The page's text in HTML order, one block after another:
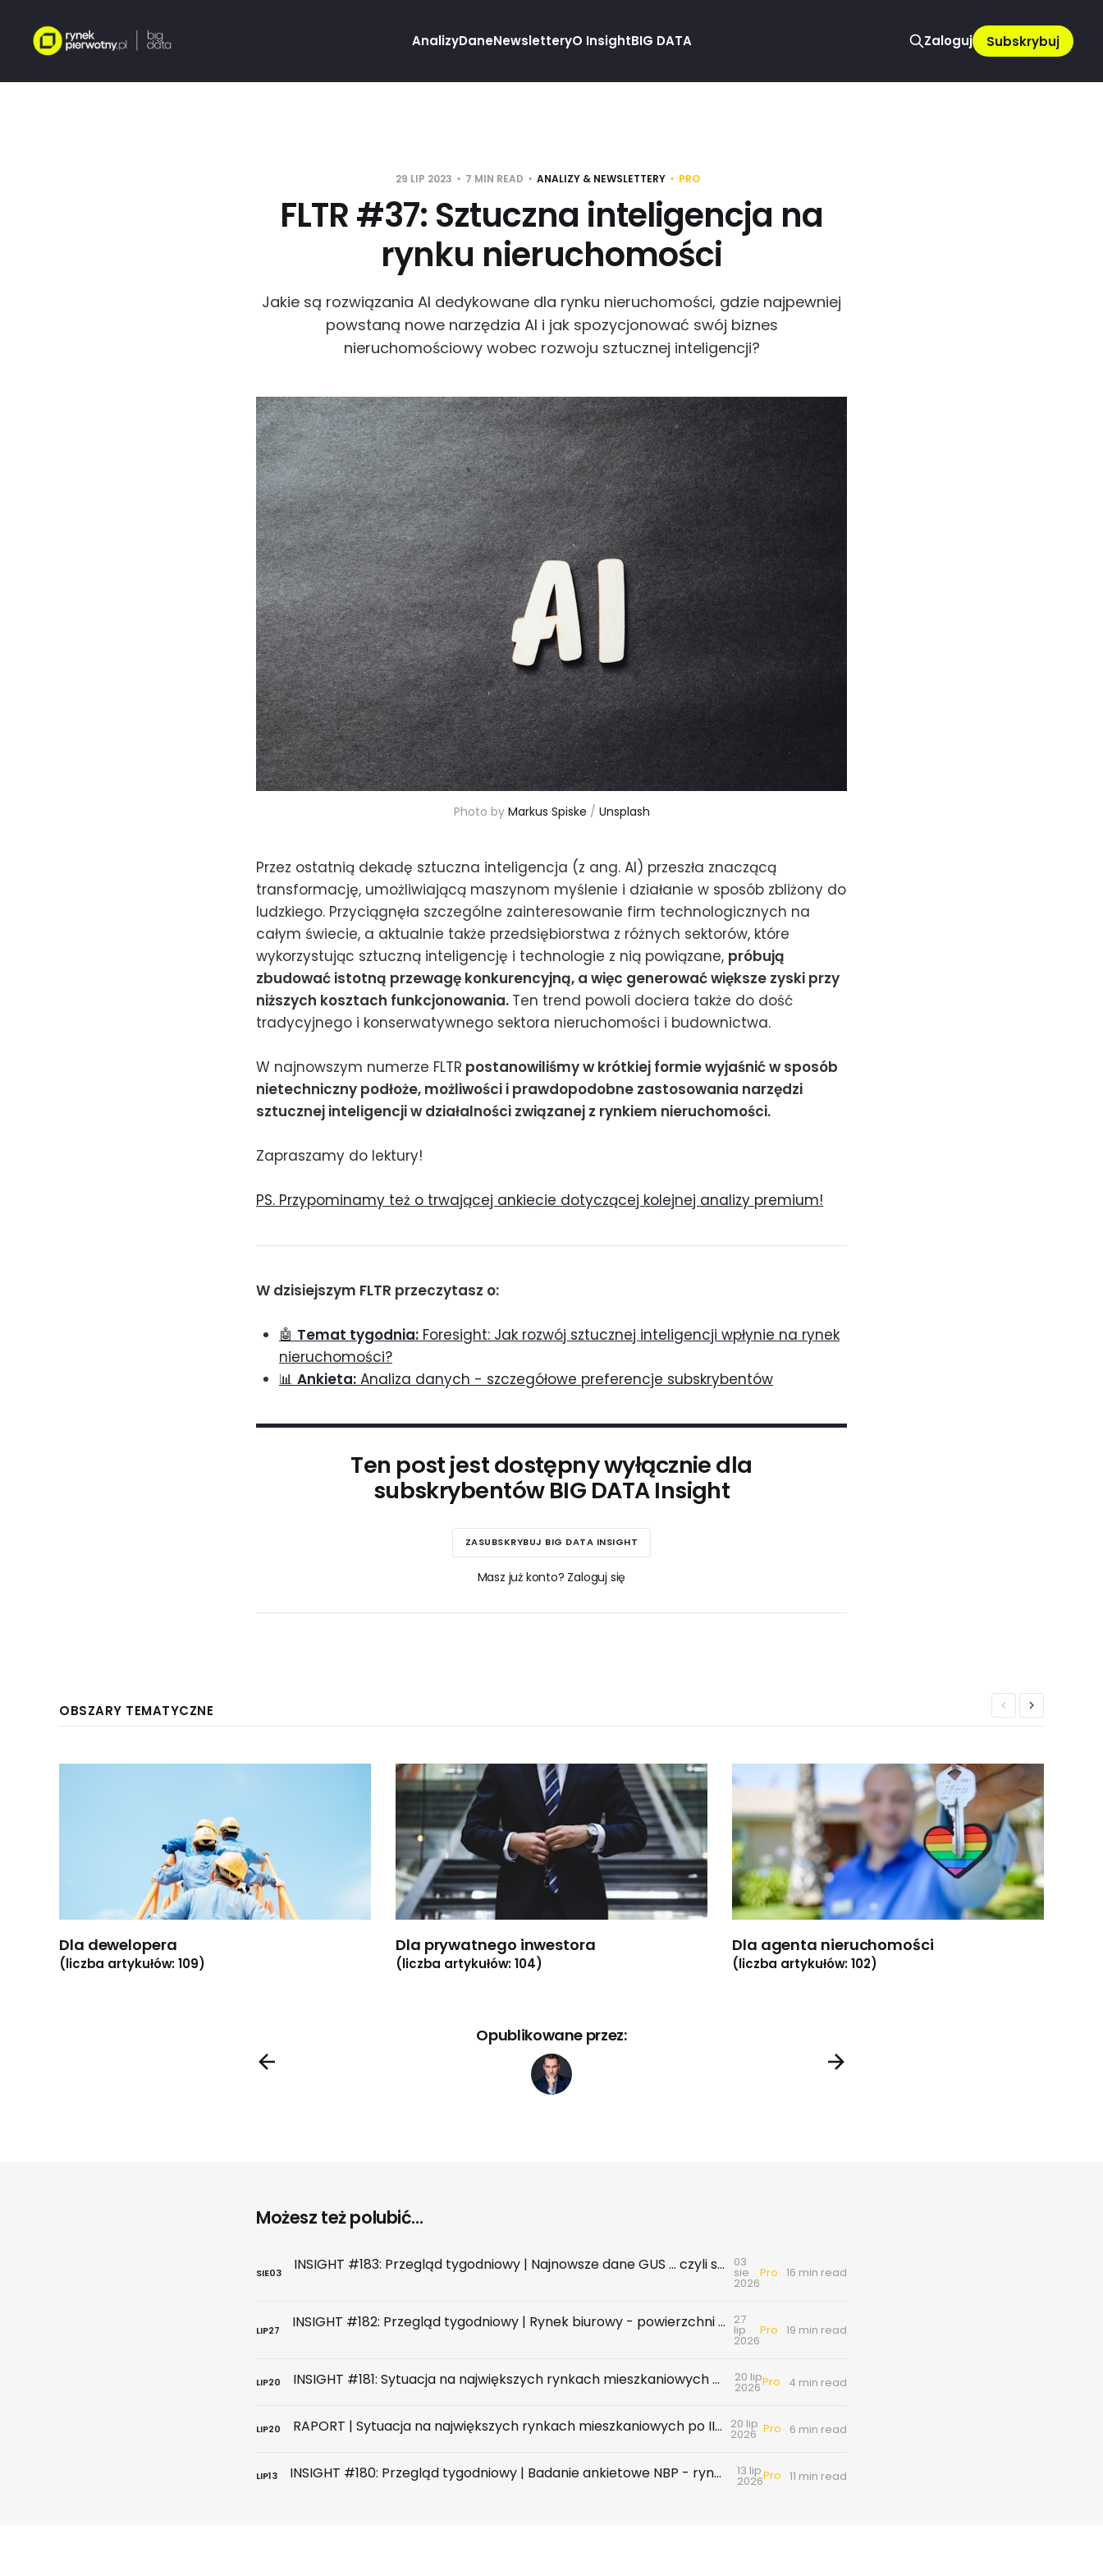
AnalizyDaneNewsletteryO InsightBIG DATA Zaloguj Subskrybuj
29 LIP 2023 7 MIN READ ANALIZY & NEWSLETTERY PRO
FLTR #37: Sztuczna inteligencja na
rynku nieruchomości
Jakie są rozwiązania AI dedykowane dla rynku nieruchomości, gdzie najpewniej
powstaną nowe narzędzia AI i jak spozycjonować swój biznes
nieruchomościowy wobec rozwoju sztucznej inteligencji?
Photo by Markus Spiske / Unsplash
Przez ostatnią dekadę sztuczna inteligencja (z ang. AI) przeszła znaczącą
transformację, umożliwiającą maszynom myślenie i działanie w sposób zbliżony do
ludzkiego. Przyciągnęła szczególne zainteresowanie firm technologicznych na
całym świecie, a aktualnie także przedsiębiorstwa z różnych sektorów, które
wykorzystując sztuczną inteligencję i technologie z nią powiązane, próbują
zbudować istotną przewagę konkurencyjną, a więc generować większe zyski przy
niższych kosztach funkcjonowania. Ten trend powoli dociera także do dość
tradycyjnego i konserwatywnego sektora nieruchomości i budownictwa.
W najnowszym numerze FLTR postanowiliśmy w krótkiej formie wyjaśnić w sposób
nietechniczny podłoże, możliwości i prawdopodobne zastosowania narzędzi
sztucznej inteligencji w działalności związanej z rynkiem nieruchomości.
Zapraszamy do lektury!
PS. Przypominamy też o trwającej ankiecie dotyczącej kolejnej analizy premium!
W dzisiejszym FLTR przeczytasz o:
🤖 Temat tygodnia: Foresight: Jak rozwój sztucznej inteligencji wpłynie na rynek
nieruchomości?
📊 Ankieta: Analiza danych - szczegółowe preferencje subskrybentów
Ten post jest dostępny wyłącznie dla
subskrybentów BIG DATA Insight
ZASUBSKRYBUJ BIG DATA INSIGHT
Masz już konto? Zaloguj się
OBSZARY TEMATYCZNE
Dla dewelopera
(liczba artykułów: 109)
Dla prywatnego inwestora
(liczba artykułów: 104)
Dla agenta nieruchomości
(liczba artykułów: 102)
Opublikowane przez:
Możesz też polubić...
SIE03 INSIGHT #183: Przegląd tygodniowy | Najnowsze dane GUS … czyli sezon wakacyjny z wiatrem w żagle 03
sie
2026
Pro 16 min read
LIP27 INSIGHT #182: Przegląd tygodniowy | Rynek biurowy - powierzchni biurowych nie brakuje, chyba że tych w najnowszym standardzie 27
lip
2026
Pro 19 min read
LIP20 INSIGHT #181: Sytuacja na największych rynkach mieszkaniowych po II kwartale 2026 20 lip
2026Pro 4 min read
LIP20 RAPORT | Sytuacja na największych rynkach mieszkaniowych po II kwartale 2026 20 lip
2026 Pro 6 min read
LIP13 INSIGHT #180: Przegląd tygodniowy | Badanie ankietowe NBP - rynek wtórny & najem 13 lip
2026Pro 11 min read